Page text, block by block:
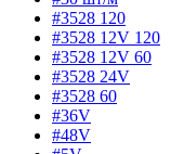
#3528 120
#3528 12V 120
#3528 12V 60
#3528 24V
#3528 60
#36V
#48V